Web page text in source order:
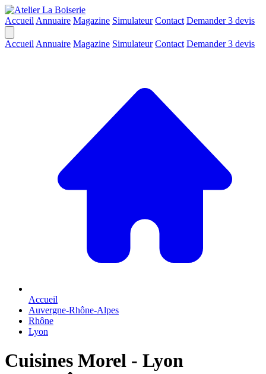
Accueil Annuaire Magazine Simulateur Contact Demander 3 devis
Accueil Annuaire Magazine Simulateur Contact Demander 3 devis
Accueil
Auvergne-Rhône-Alpes
Rhône
Lyon
Cuisines Morel - Lyon